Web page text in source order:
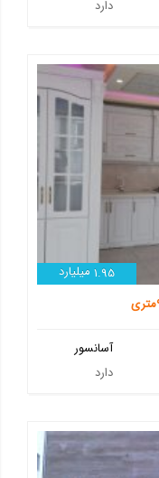
دارد
1.95 میلیارد
آسانسور
دارد